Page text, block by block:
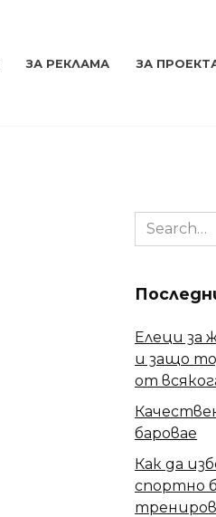
ЗА РЕКЛАМА ЗА
Search
for:
Елеци за
и защо
от
баровае
Как да
спортно